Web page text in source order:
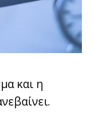
και η